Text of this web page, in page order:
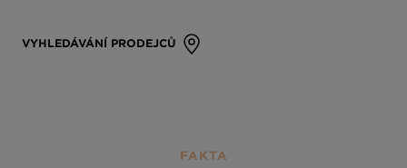
Bronze
VYHLEDÁVÁNÍ PRODEJCŮ
FAKTA